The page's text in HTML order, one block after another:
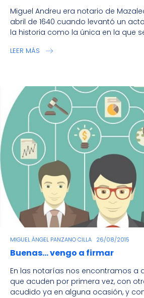
Miguel Andreu era notario de
abril de 1640 cuando levantó un
la historia como la única en la que
LEER MÁS
MIGUEL ÁNGEL PANZANO CILLA 26/08/2015
Buenas… vengo a firmar
En las notarías nos encontramos a
que acuden por primera vez, con
acudido ya en alguna ocasión, y